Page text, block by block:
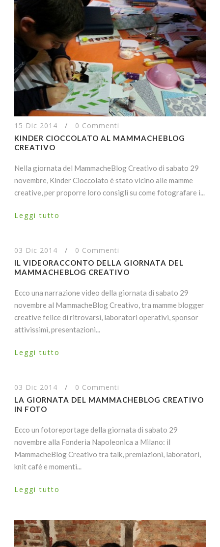
15 Dic 2014 / 0 Commenti
KINDER CIOCCOLATO AL MAMMACHEBLOG
CREATIVO
Nella giornata del MammacheBlog Creativo di sabato 29
novembre, Kinder Cioccolato è stato vicino alle mamme
creative, per proporre loro consigli su come fotografare i...
Leggi tutto
03 Dic 2014 / 0 Commenti
IL VIDEORACCONTO DELLA GIORNATA DEL
MAMMACHEBLOG CREATIVO
Ecco una narrazione video della giornata di sabato 29
novembre al MammacheBlog Creativo, tra mamme blogger
creative felice di ritrovarsi, laboratori operativi, sponsor
attivissimi, presentazioni...
Leggi tutto
03 Dic 2014 / 0 Commenti
LA GIORNATA DEL MAMMACHEBLOG CREATIVO
IN FOTO
Ecco un fotoreportage della giornata di sabato 29
novembre alla Fonderia Napoleonica a Milano: il
MammacheBlog Creativo tra talk, premiazioni, laboratori,
knit café e momenti...
Leggi tutto